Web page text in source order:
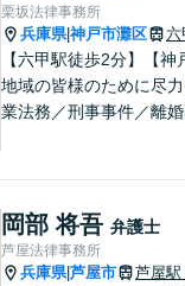
栗坂法律事務所
兵庫県|神戸市灘区 六
【六甲駅徒歩2分】【神
地域の皆様のために尽
業法務／刑事事件／離婚
相談ください。適切な解
の道をご提案し、共に並
たします。
岡部 将吾 弁護士
芦屋法律事務所
兵庫県|芦屋市 芦屋駅